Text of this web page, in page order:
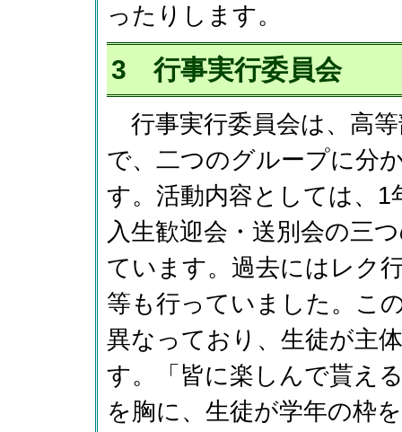
ったりします。
3 行事実行委員会
行事実行委員会は、高
で、二つのグループに分
す。活動内容としては、
入生歓迎会・送別会の三
ています。過去にはレク
等も行っていました。こ
異なっており、生徒が主
す。「皆に楽しんで貰え
を胸に、生徒が学年の枠